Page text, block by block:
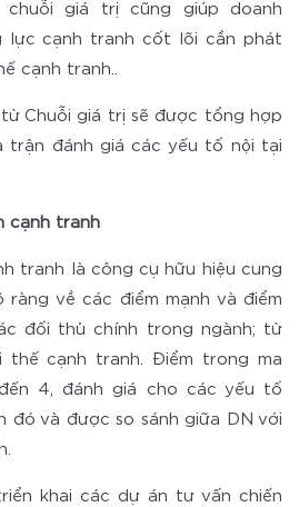
chuỗi giá trị cũng giúp doanh
lực cạnh tranh cốt lõi cần phát
cạnh tranh..
Chuỗi giá trị sẽ được tổng hợp
trận đánh giá các yếu tố nội tại
tranh
tranh là công cụ hữu hiệu cung
về các điểm mạnh và điểm
đối thủ chính trong ngành; từ
cạnh tranh. Điểm trong ma
4, đánh giá cho các yếu tố
đó và được so sánh giữa DN với
khai các dự án tư vấn chiến